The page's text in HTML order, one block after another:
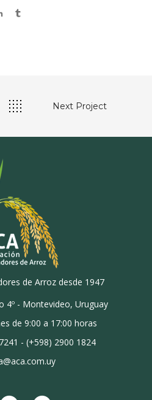
Next Project
de Arroz desde 1947
4º - Montevideo, Uruguay
de 9:00 a 17:00 horas
- (+598) 2900 1824